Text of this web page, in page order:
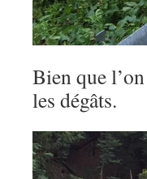
Bien que
les dégâts.